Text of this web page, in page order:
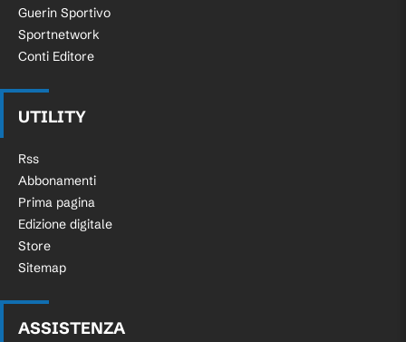
Guerin Sportivo
Sportnetwork
Conti Editore
UTILITY
Rss
Abbonamenti
Prima pagina
Edizione digitale
Store
Sitemap
ASSISTENZA